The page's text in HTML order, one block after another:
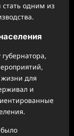
одним из
для
и